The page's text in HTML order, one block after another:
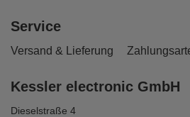
Service
Versand & Lieferung
Kessler electronic GmbH
Dieselstraße 4